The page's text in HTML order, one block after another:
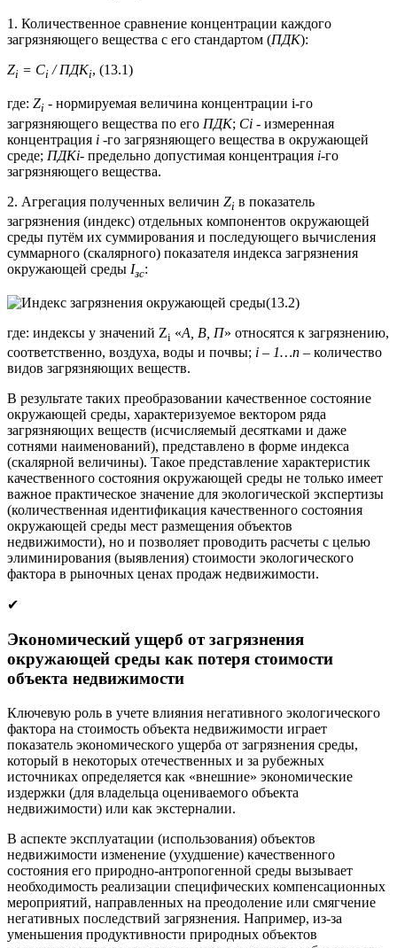
1. Количественное сравнение концентрации каждого
загрязняющего вещества с его стандартом (ПДК):
Zi = Ci / ПДКi, (13.1)
где: Zi - нормируемая величина концентрации i-го
загрязняющего вещества по егo ПДК; Ci - измеренная
концентрация i -го загрязняющего вещества в окружающей
среде; ПДКi- предельно допустимая концентрация i-го
загрязняющего вещества.
2. Агрегация полученных величин Zi в показатель
загрязнения (индекс) отдельных компонентов окружающей
среды путём их суммирования и последующего вычисления
суммарного (скалярного) показателя индекса загрязнения
окружающей среды Iзс:
(13.2)
где: индексы у значений Zi «А, В, П» относятся к загрязнению,
соответственно, воздуха, воды и почвы; i – 1…n – количество
видов загрязняющих веществ.
В результате таких преобразовании качественное состояние
окружающей среды, характеризуемое вектором ряда
загрязняющих веществ (исчисляемый десятками и даже
сотнями наименований), представлено в форме индекса
(скалярной величины). Такое представление характеристик
качественного состояния окружающей среды не только имеет
важное практическое значение для экологической экспертизы
(количественная идентификация качественного состояния
окружающей среды мест размещения объектов
недвижимости), но и позволяет проводить расчеты с целью
элиминирования (выявления) стоимости экологического
фактора в рыночных ценах продаж недвижимости.
✔
Экономический ущерб от загрязнения
окружающей среды как потеря стоимости
объекта недвижимости
Ключевую роль в учете влияния негативного экологического
фактора на стоимость объекта недвижимости играет
показатель экономического ущерба от загрязнения среды,
который в некоторых отечественных и за рубежных
источниках определяется как «внешние» экономические
издержки (для владельца оцениваемого объекта
недвижимости) или как экстерналии.
В аспекте эксплуатации (использования) объектов
недвижимости изменение (ухудшение) качественного
состояния его природно-антропогенной среды вызывает
необходимость реализации специфических компенсационных
мероприятий, направленных на преодоление или смягчение
негативных последствий загрязнения. Например, из-за
уменьшения продуктивности природных объектов